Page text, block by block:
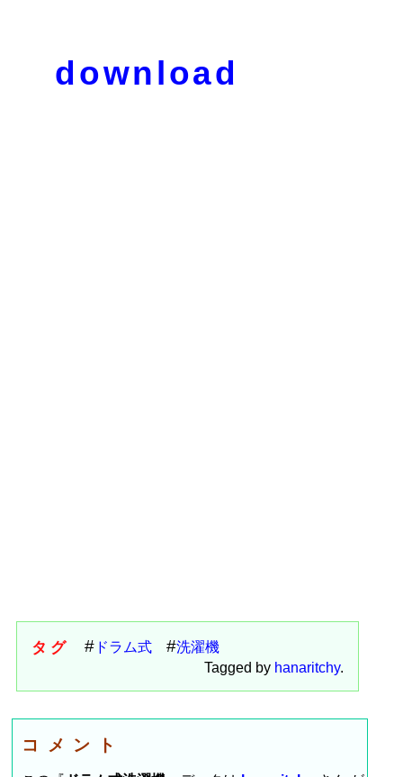
download
タグ ドラム式
洗濯機
Tagged by hanaritchy.
コメント